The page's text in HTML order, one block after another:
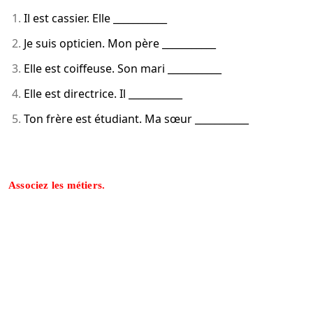
Il est cassier. Elle ___________
Je suis opticien. Mon père ___________
Elle est coiffeuse. Son mari ___________
Elle est directrice. Il ___________
Ton frère est étudiant. Ma sœur ___________
Associez les métiers.